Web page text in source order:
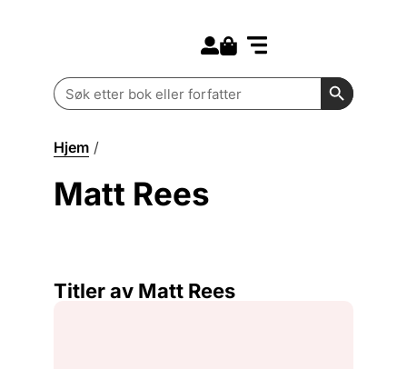
Search
for:
Search
Hjem /
Matt Rees
Titler av Matt Rees